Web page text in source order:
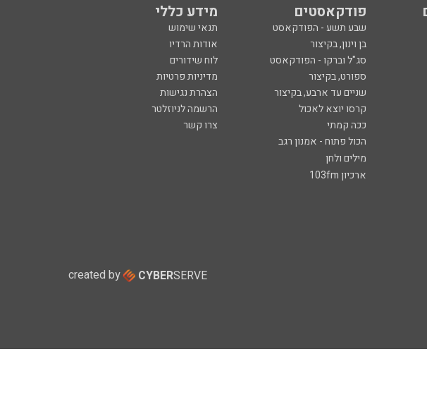
פודקאסטים מידע כללי
שבע תשע - הפודקאסט
תנאי שימוש
בן וינון, בקיצור
אודות הרדיו
סג"ל וברקו - הפודקאסט
לוח שידורים
ספורט, בקיצור
מדיניות פרטיות
שניים עד ארבע, בקיצור
הצהרת נגישות
קרסו יוצא לאכול
הרשמה לניוזלטר
ככה קמתי
צרו קשר
הכול פתוח - אמנון רגב
מילים ולחן
ארכיון 103fm
created by CYBERSERVE